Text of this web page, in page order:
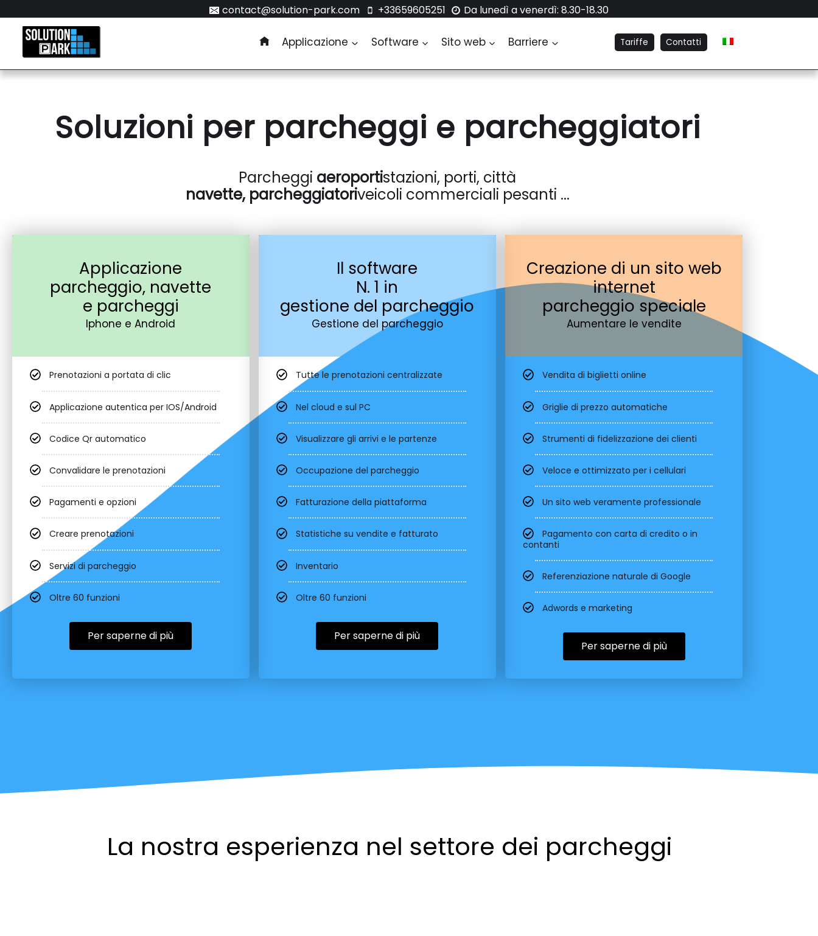
contact@solution-park.com +33659605251 Da lunedì a venerdì: 8.30-18.30
Applicazione Software Sito web Barriere Tariffe Contatti
Soluzioni per parcheggi e parcheggiatori
Parcheggi aeroportistazioni, porti, città
navette, parcheggiatoriveicoli commerciali pesanti ...
Applicazione
parcheggio, navette
e parcheggi
Iphone e Android
Prenotazioni a portata di clic
Applicazione autentica per IOS/Android
Codice Qr automatico
Convalidare le prenotazioni
Pagamenti e opzioni
Creare prenotazioni
Servizi di parcheggio
Oltre 60 funzioni
Per saperne di più
Il software
N. 1 in
gestione del parcheggio
Gestione del parcheggio
Tutte le prenotazioni centralizzate
Nel cloud e sul PC
Visualizzare gli arrivi e le partenze
Occupazione del parcheggio
Fatturazione della piattaforma
Statistiche su vendite e fatturato
Inventario
Oltre 60 funzioni
Per saperne di più
Creazione di un sito web
internet
parcheggio speciale
Aumentare le vendite
Vendita di biglietti online
Griglie di prezzo automatiche
Strumenti di fidelizzazione dei clienti
Veloce e ottimizzato per i cellulari
Un sito web veramente professionale
Pagamento con carta di credito o in
contanti
Referenziazione naturale di Google
Adwords e marketing
Per saperne di più
La nostra esperienza nel settore dei parcheggi